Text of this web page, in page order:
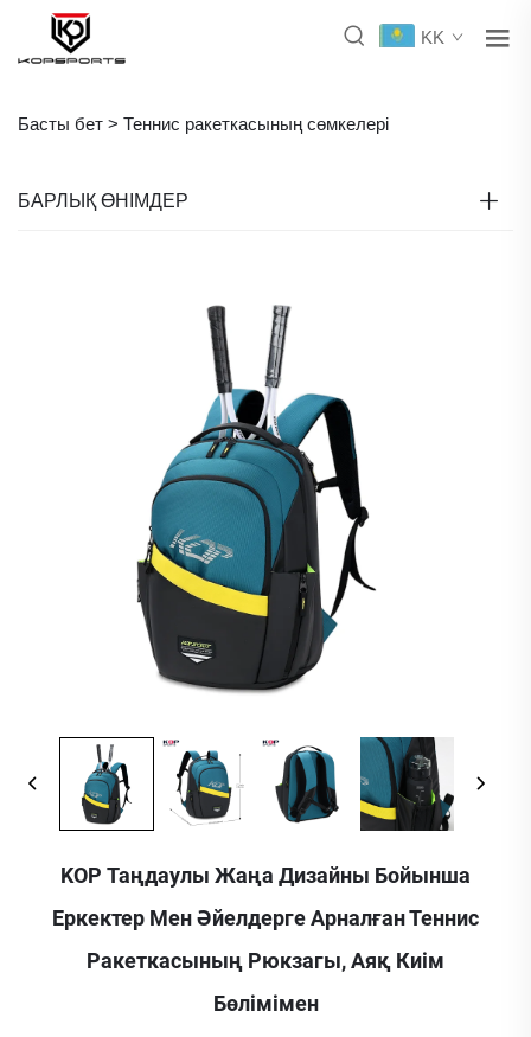
KK
Басты бет > Теннис ракеткасының сөмкелері
БАРЛЫҚ ӨНІМДЕР
KOP Таңдаулы Жаңа Дизайны Бойынша
Еркектер Мен Әйелдерге Арналған Теннис
Ракеткасының Рюкзагы, Аяқ Киім
Бөлімімен